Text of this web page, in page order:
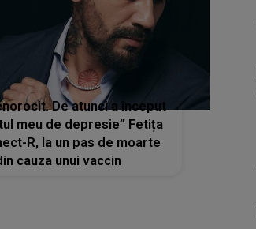
De atunci a început
meu de depresie” Fetița
R, la un pas de moarte
cauza unui vaccin